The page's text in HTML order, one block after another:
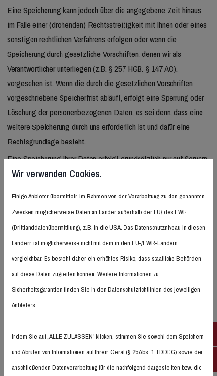
Eine Speicherung kann jedoch über die angegebene Zeit hinaus
im Falle einer (drohenden) Rechtsstreitigkeit mit Ihnen oder eines
sonstigen rechtlichen Verfahrens erfolgen oder wenn die
Speicherung durch gesetzliche Vorschriften, denen wir als
Verantwortlicher unterliegen (z.B. § 257 HGB, § 147 AO),
vorgesehen ist. Wenn die durch die gesetzlichen Vorschriften
vorgeschriebene Speicherfrist abläuft, erfolgt eine Sperrung oder
Löschung der personenbezogenen Daten, es sei denn, dass eine
weitere Speicherung durch uns erforderlich ist und dafür eine
Rechtsgrundlage besteht.
Eine Speicherung Ihrer Daten erfolgt grundsätzlich nur auf Servern
in der EU, vorbehaltlich einer ggf. erfolgenden Weitergabe nach
Zerstörung oder gegen den unbefugten Zugriff Dritter zu schützen
(z.B. TSL-Verschlüsselung für unsere Website) unter
Berücksichtigung des Stands der Technik, der
Implementierungskosten und der Natur, des Umfangs, des
bestehenden Risiken einer Datenpanne (inklusive von deren
Wahrscheinlichkeit und Auswirkungen) für den Betroffenen. Unsere
Sicherheitsmaßnahmen werden entsprechend der technologischen
Wir verwenden Cookies.
Einige Anbieter übermitteln im Rahmen von der Verarbeitung zu den genannten
Zwecken möglicherweise Daten an Länder außerhalb der EU/ des EWR
(Drittlanddatenübermittlung), z.B. in die USA. Das Datenschutzniveau in diesen
Ländern ist möglicherweise nicht mit dem in den EU-/EWR-Ländern
vergleichbar. Es besteht daher ein erhöhtes Risiko, dass staatliche Behörden
auf diese Daten zugreifen können. Weitere Informationen zu
Sicherheitsgarantien finden Sie in den Datenschutzrichtlinien des jeweiligen
Anbieters.
Indem Sie auf „ALLE ZULASSEN" klicken, stimmen Sie sowohl dem Speichern
und Abrufen von Informationen auf Ihrem Gerät (§ 25 Abs. 1 TDDDG) sowie der
anschließenden Datenverarbeitung für die nachfolgend dargestellten bzw. die